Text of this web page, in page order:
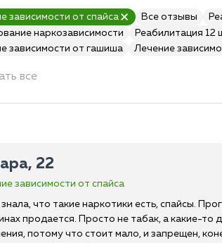
зависимости от спайса Все отзывы
наркозависимости
Реабилитация 12
зависимости от гашиша
Лечение
все
22
зависимости от спайса
что такие наркотики есть, спайсы.
продается. Просто не табак, а какие-
потому что стоит мало, и запрещен,